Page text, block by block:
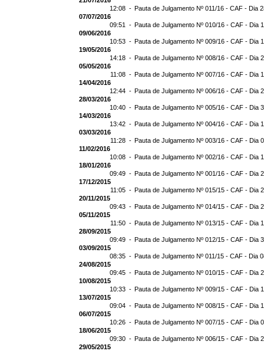
12:08 - Pauta de Julgamento Nº 011/16 - CAF - Dia
07/07/2016
09:51 - Pauta de Julgamento Nº 010/16 - CAF - Dia
09/06/2016
10:53 - Pauta de Julgamento Nº 009/16 - CAF - Dia
19/05/2016
14:18 - Pauta de Julgamento Nº 008/16 - CAF - Dia
05/05/2016
11:08 - Pauta de Julgamento Nº 007/16 - CAF - Dia
14/04/2016
12:44 - Pauta de Julgamento Nº 006/16 - CAF - Dia
28/03/2016
10:40 - Pauta de Julgamento Nº 005/16 - CAF - Dia
14/03/2016
13:42 - Pauta de Julgamento Nº 004/16 - CAF - Dia
03/03/2016
11:28 - Pauta de Julgamento Nº 003/16 - CAF - Dia
11/02/2016
10:08 - Pauta de Julgamento Nº 002/16 - CAF - Dia
18/01/2016
09:49 - Pauta de Julgamento Nº 001/16 - CAF - Dia
17/12/2015
11:05 - Pauta de Julgamento Nº 015/15 - CAF - Dia
20/11/2015
09:43 - Pauta de Julgamento Nº 014/15 - CAF - Dia
05/11/2015
11:50 - Pauta de Julgamento Nº 013/15 - CAF - Dia
28/09/2015
09:49 - Pauta de Julgamento Nº 012/15 - CAF - Dia
03/09/2015
08:35 - Pauta de Julgamento Nº 011/15 - CAF - Dia
24/08/2015
09:45 - Pauta de Julgamento Nº 010/15 - CAF - Dia
10/08/2015
10:33 - Pauta de Julgamento Nº 009/15 - CAF - Dia
13/07/2015
09:04 - Pauta de Julgamento Nº 008/15 - CAF - Dia
06/07/2015
10:26 - Pauta de Julgamento Nº 007/15 - CAF - Dia
18/06/2015
09:30 - Pauta de Julgamento Nº 006/15 - CAF - Dia
29/05/2015